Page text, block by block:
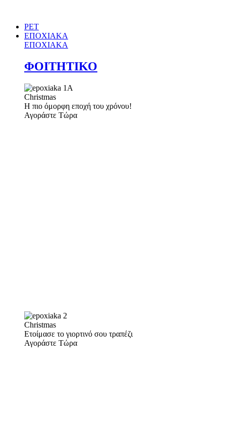
PET
ΕΠΟΧΙΑΚΑ
ΕΠΟΧΙΑΚΑ
ΦΟΙΤΗΤΙΚΟ
Christmas
Η πιο όμορφη εποχή του χρόνου!
Αγοράστε Τώρα
Christmas
Ετοίμασε το γιορτινό σου τραπέζι
Αγοράστε Τώρα